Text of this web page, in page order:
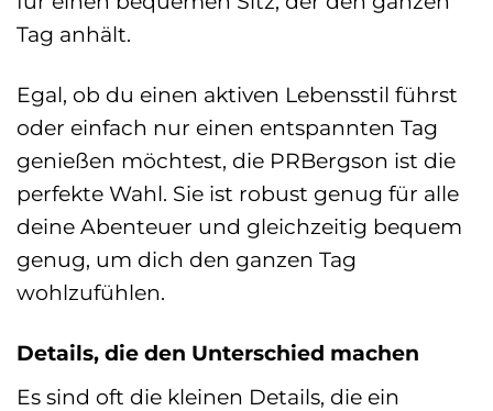
Tag anhält.
Egal, ob du einen aktiven Lebensstil führst
oder einfach nur einen entspannten Tag
genießen möchtest, die PRBergson ist die
perfekte Wahl. Sie ist robust genug für alle
deine Abenteuer und gleichzeitig bequem
genug, um dich den ganzen Tag
wohlzufühlen.
Details, die den Unterschied machen
Es sind oft die kleinen Details, die ein